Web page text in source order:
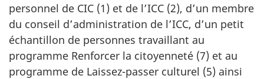
personnel de CIC (1) et de l’ICC (2), d’un membre
du conseil d’administration de l’ICC, d’un petit
échantillon de personnes travaillant au
programme Renforcer la citoyenneté (7) et au
programme de Laissez-passer culturel (5) ainsi